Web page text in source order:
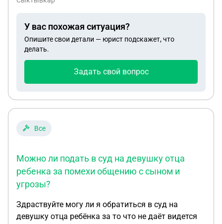
и говорит что часть ипотеки буду платить я.
Часть ипотеки я платить не против. Но вот
возникает вопрос: Буду ли я иметь хоть какое то
право на эту квартиру, если там будет проживать
мой ребенок и я плачу за квартиру часть ипотеки?
У вас похожая ситуация?
Опишите свои детали — юрист подскажет, что
делать.
Задать свой вопрос
Все
Можно ли подать в суд на девушку отца
ребенка за помехи общению с сыном и
угрозы?
Здраствуйте могу ли я обратиться в суд на
девушку отца ребёнка за то что не даёт видется